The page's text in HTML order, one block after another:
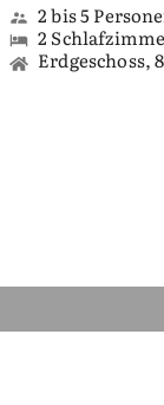
2 bis 5
2
Erdgeschoss,